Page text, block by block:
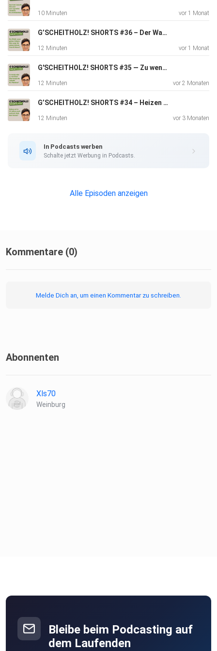
erster Hand und vertritt als Obmann des österreichischen
Waldbesitzer.
In der Diskussion erfahren Sie, wie die Wälder der Zukunft
aussehen könnten und welche Rolle sie für Klimaschutz
Energiewende spielen werden.
10 Minuten vor 1 Monat
G’SCHEITHOLZ! SHORTS #36 – Der Wald, unser grüner Schatz: wer sorgt für seinen Schutz, Frau DI Moser?
12 Minuten vor 1 Monat
G'SCHEITHOLZ! SHORTS #35 — Zu wenig oder zu viel Holz? Was bringt die Zukunft, Hr. Pfemeter?
12 Minuten vor 2 Monaten
G’SCHEITHOLZ! SHORTS #34 – Heizen wir in 30 Jahren auch noch mit Holz, Herr Kranzl?
12 Minuten vor 3 Monaten
In Podcasts werben
Schalte jetzt Werbung in Podcasts.
Alle Episoden anzeigen
Kommentare (0)
Melde Dich an, um einen Kommentar zu schreiben.
Abonnenten
Xls70
Weinburg
Bleibe beim Podcasting auf
dem Laufenden